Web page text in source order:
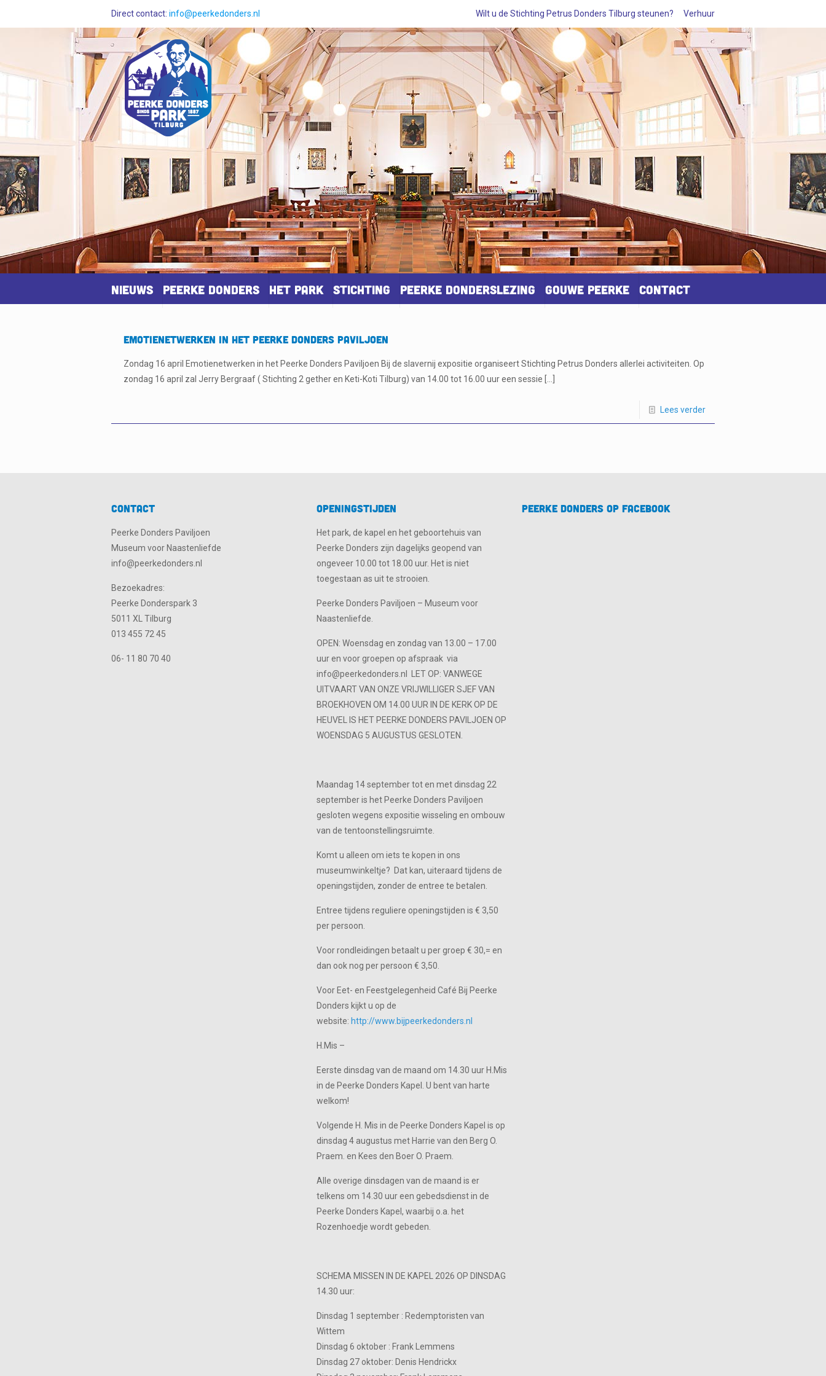
Direct contact:info@peerkedonders.nl Wilt u de Stichting Petrus Donders Tilburg steunen? Verhuur
Nieuws Peerke Donders Het park Stichting Peerke Donderslezing Gouwe Peerke Contact
Emotienetwerken in het Peerke Donders Paviljoen
Zondag 16 april Emotienetwerken in het Peerke Donders Paviljoen Bij de slavernij expositie organiseert Stichting Petrus Donders allerlei activiteiten. Op
zondag 16 april zal Jerry Bergraaf ( Stichting 2 gether en Keti-Koti Tilburg) van 14.00 tot 16.00 uur een sessie
Lees verder
Contact
Peerke Donders Paviljoen
Museum voor Naastenliefde
info@peerkedonders.nl
Bezoekadres:
Peerke Donderspark 3
5011 XL Tilburg
013 455 72 45
06- 11 80 70 40
Openingstijden
Het park, de kapel en het geboortehuis van
Peerke Donders zijn dagelijks geopend van
ongeveer 10.00 tot 18.00 uur. Het is niet
toegestaan as uit te strooien.
Peerke Donders Paviljoen – Museum voor
Naastenliefde.
OPEN: Woensdag en zondag van 13.00 – 17.00
uur en voor groepen op afspraak via
info@peerkedonders.nl LET OP: VANWEGE
UITVAART VAN ONZE VRIJWILLIGER SJEF VAN
BROEKHOVEN OM 14.00 UUR IN DE KERK OP DE
HEUVEL IS HET PEERKE DONDERS PAVILJOEN OP
WOENSDAG 5 AUGUSTUS GESLOTEN.
Maandag 14 september tot en met dinsdag 22
september is het Peerke Donders Paviljoen
gesloten wegens expositie wisseling en ombouw
van de tentoonstellingsruimte.
Komt u alleen om iets te kopen in ons
museumwinkeltje? Dat kan, uiteraard tijdens de
openingstijden, zonder de entree te betalen.
Entree tijdens reguliere openingstijden is € 3,50
per persoon.
Voor rondleidingen betaalt u per groep € 30,= en
dan ook nog per persoon € 3,50.
Voor Eet- en Feestgelegenheid Café Bij Peerke
Donders kijkt u op de
website: http://www.bijpeerkedonders.nl
H.Mis –
Eerste dinsdag van de maand om 14.30 uur H.Mis
in de Peerke Donders Kapel. U bent van harte
welkom!
Volgende H. Mis in de Peerke Donders Kapel is op
dinsdag 4 augustus met Harrie van den Berg O.
Praem. en Kees den Boer O. Praem.
Alle overige dinsdagen van de maand is er
telkens om 14.30 uur een gebedsdienst in de
Peerke Donders Kapel, waarbij o.a. het
Rozenhoedje wordt gebeden.
SCHEMA MISSEN IN DE KAPEL 2026 OP DINSDAG
14.30 uur:
Dinsdag 1 september : Redemptoristen van
Wittem
Dinsdag 6 oktober : Frank Lemmens
Dinsdag 27 oktober: Denis Hendrickx
Peerke Donders op Facebook